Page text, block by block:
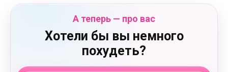
А теперь — про вас
Хотели бы вы немного
похудеть?